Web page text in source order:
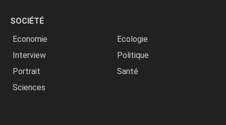
SOCIÉTÉ
Economie
Ecologie
Interview
Politique
Portrait
Santé
Sciences